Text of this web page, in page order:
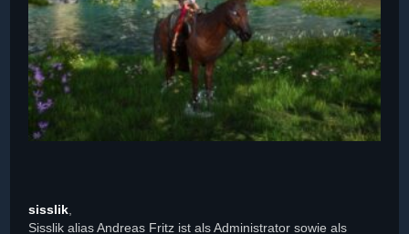
sisslik,
Sisslik alias Andreas Fritz ist als Administrator sowie als